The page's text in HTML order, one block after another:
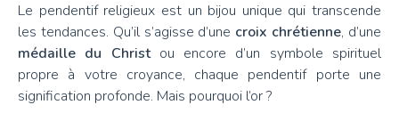
Le pendentif religieux est un bijou unique qui transcende
les tendances. Qu’il s’agisse d’une croix chrétienne, d’une
médaille du Christ ou encore d’un symbole spirituel
propre à votre croyance, chaque pendentif porte une
signification profonde. Mais pourquoi l’or ?